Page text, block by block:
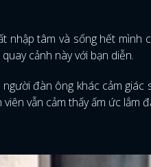
tâm và sống hết mình
cảnh này với bạn diễn.
đàn ông khác cảm giác
vẫn cảm thấy ấm ức lắm